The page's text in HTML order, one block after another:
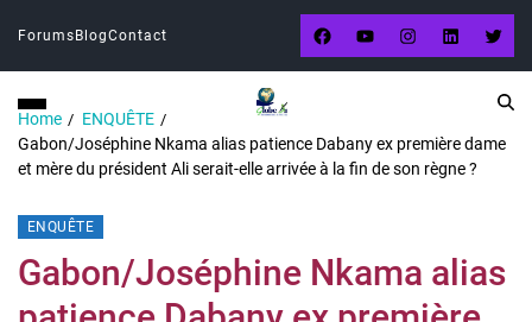
Forums BlogContact
Home
ENQUÊTE
Gabon/Joséphine Nkama alias patience Dabany ex première dame
et mère du président Ali serait-elle arrivée à la fin de son règne ?
ENQUÊTE
Gabon/Joséphine Nkama alias